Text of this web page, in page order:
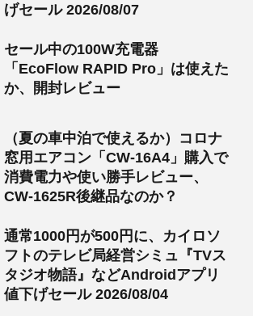
げセール 2026/08/07
セール中の100W充電器
「EcoFlow RAPID Pro」は使えた
か、開封レビュー
（夏の車中泊で使えるか）コロナ
窓用エアコン「CW-16A4」購入で
消費電力や使い勝手レビュー、
CW-1625R後継品なのか？
通常1000円が500円に、カイロソ
フトのテレビ局経営シミュ『TVス
タジオ物語』などAndroidアプリ
値下げセール 2026/08/04